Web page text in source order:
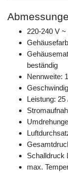
220-240 V ~
beständig
Nennweite:
Leistung: 25
Schalldruck
max.